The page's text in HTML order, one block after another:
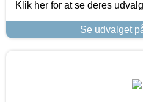
Klik her for at se deres
Se udvalget